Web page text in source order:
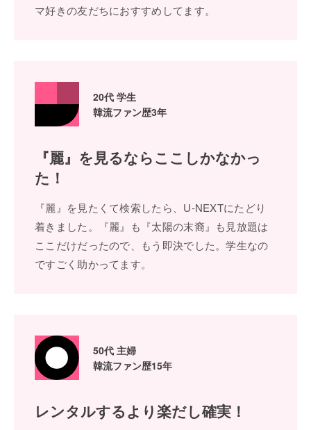
マ好きの友だちにおすすめしてます。
20代 学⽣
韓流ファン歴3年
『麗』を⾒るならここしかなかっ
た！
『麗』を⾒たくて検索したら、U-NEXTにたどり
着きました。『麗』も『太陽の末裔』も⾒放題は
ここだけだったので、もう即決でした。学⽣なの
ですごく助かってます。
50代 主婦
韓流ファン歴15年
レンタルするより楽だし確実！